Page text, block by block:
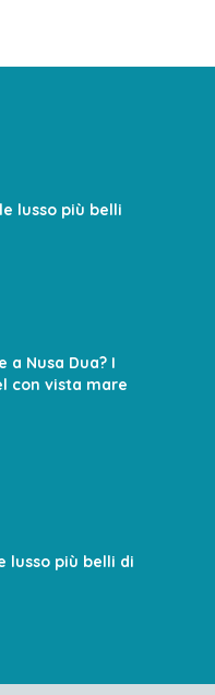
lusso più belli
a Nusa Dua? I
con vista mare
lusso più belli di